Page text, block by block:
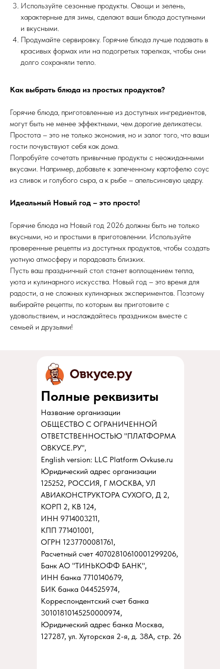
Используйте сезонные продукты. Овощи и зелень,
характерные для зимы, сделают ваши блюда доступными
и вкусными.
Продумайте сервировку. Горячие блюда лучше подавать в
красивых формах или на подогретых тарелках, чтобы они
долго сохраняли тепло.
Как выбрать блюда из простых продуктов?
Горячие блюда, приготовленные из доступных ингредиентов,
могут быть не менее эффектными, чем дорогие деликатесы.
Простота – это не только экономия, но и залог того, что ваши
гости почувствуют себя как дома.
Попробуйте сочетать привычные продукты с неожиданными
вкусами. Например, добавьте к запеченному картофелю соус
из сливок и голубого сыра, а к рыбе – апельсиновую цедру.
Идеальный Новый год – это просто!
Горячие блюда на Новый год 2026 должны быть не только
вкусными, но и простыми в приготовлении. Используйте
проверенные рецепты из доступных продуктов, чтобы создать
уютную атмосферу и порадовать близких.
Пусть ваш праздничный стол станет воплощением тепла,
уюта и кулинарного искусства. Новый год – это время для
радости, а не сложных кулинарных экспериментов. Поэтому
выбирайте рецепты, по которым вы приготовите с
удовольствием, и наслаждайтесь праздником вместе с
семьей и друзьями!
Полные реквизиты
Название организации
ОБЩЕСТВО С ОГРАНИЧЕННОЙ
ОТВЕТСТВЕННОСТЬЮ "ПЛАТФОРМА
ОВКУСЕ.РУ",
English version: LLC Platform Ovkuse.ru
Юридический адрес организации
125252, РОССИЯ, Г МОСКВА, УЛ
АВИАКОНСТРУКТОРА СУХОГО, Д 2,
КОРП 2, КВ 124,
ИНН 9714003211,
КПП 771401001,
ОГРН 1237700081761,
Расчетный счет 40702810610001299206,
Банк АО "ТИНЬКОФФ БАНК",
ИНН банка 7710140679,
БИК банка 044525974,
Корреспондентский счет банка
30101810145250000974,
Юридический адрес банка Москва,
127287, ул. Хуторская 2-я, д. 38А, стр. 26